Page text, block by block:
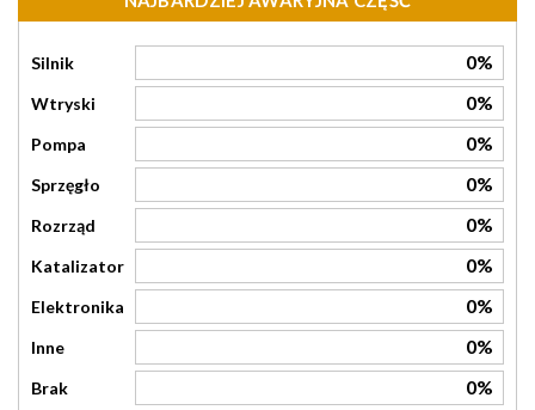
Silnik 0%
Wtryski 0%
Pompa 0%
Sprzęgło 0%
Rozrząd 0%
Katalizator 0%
Elektronika 0%
Inne 0%
Brak 0%